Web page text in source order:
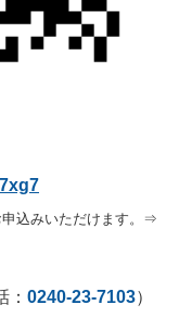
込みいただけます。⇒
0240-23-7103）